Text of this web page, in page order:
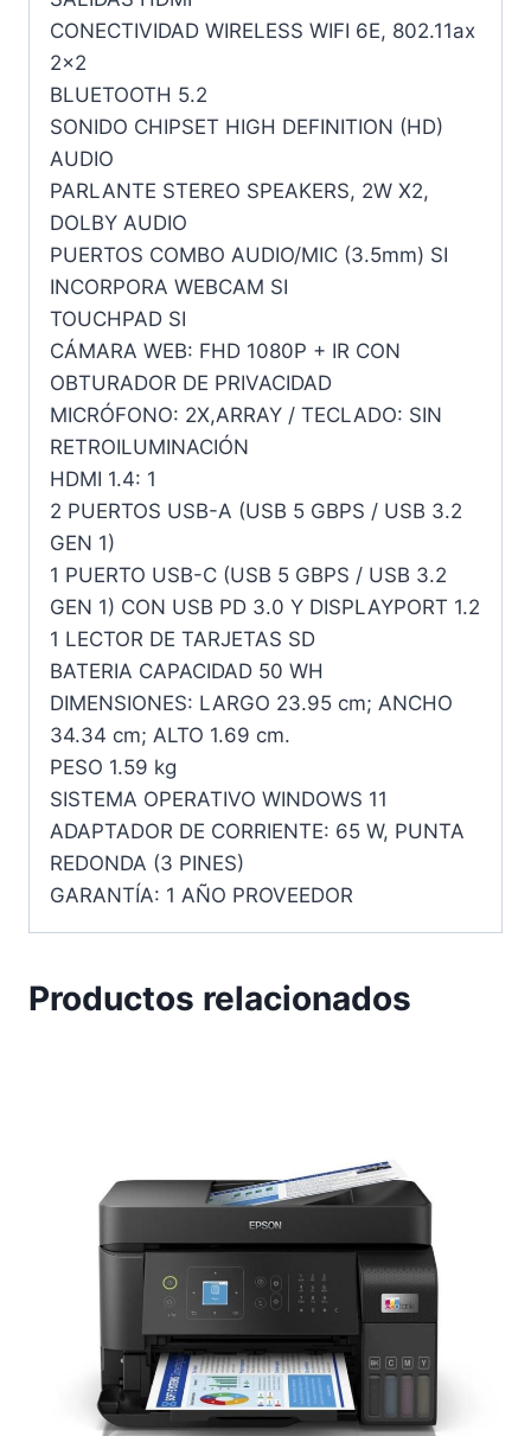
CONECTIVIDAD WIRELESS WIFI 6E, 802.11ax
2×2
BLUETOOTH 5.2
SONIDO CHIPSET HIGH DEFINITION (HD)
AUDIO
PARLANTE STEREO SPEAKERS, 2W X2,
DOLBY AUDIO
PUERTOS COMBO AUDIO/MIC (3.5mm) SI
INCORPORA WEBCAM SI
TOUCHPAD SI
CÁMARA WEB: FHD 1080P + IR CON
OBTURADOR DE PRIVACIDAD
MICRÓFONO: 2X,ARRAY / TECLADO: SIN
RETROILUMINACIÓN
HDMI 1.4: 1
2 PUERTOS USB-A (USB 5 GBPS / USB 3.2
GEN 1)
1 PUERTO USB-C (USB 5 GBPS / USB 3.2
GEN 1) CON USB PD 3.0 Y DISPLAYPORT 1.2
1 LECTOR DE TARJETAS SD
BATERIA CAPACIDAD 50 WH
DIMENSIONES: LARGO 23.95 cm; ANCHO
34.34 cm; ALTO 1.69 cm.
PESO 1.59 kg
SISTEMA OPERATIVO WINDOWS 11
ADAPTADOR DE CORRIENTE: 65 W, PUNTA
REDONDA (3 PINES)
GARANTÍA: 1 AÑO PROVEEDOR
Productos relacionados